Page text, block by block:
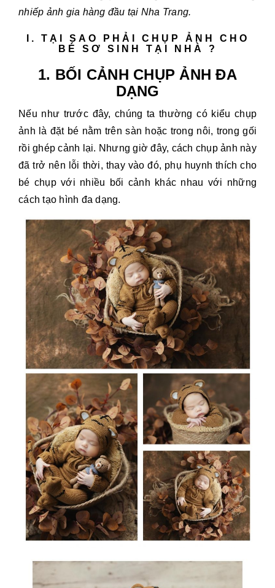
nhiếp ảnh gia hàng đầu tại Nha Trang.
I. TẠI SAO PHẢI CHỤP ẢNH CHO
BÉ SƠ SINH TẠI NHÀ ?
1. BỐI CẢNH CHỤP ẢNH ĐA
DẠNG
Nếu như trước đây, chúng ta thường có kiểu chụp
ảnh là đặt bé nằm trên sàn hoặc trong nôi, trong gối
rồi ghép cảnh lại. Nhưng giờ đây, cách chụp ảnh này
đã trở nên lỗi thời, thay vào đó, phụ huynh thích cho
bé chụp với nhiều bối cảnh khác nhau với những
cách tạo hình đa dạng.